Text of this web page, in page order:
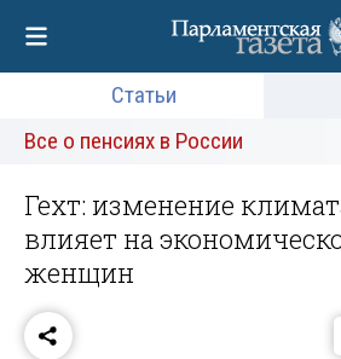
Статьи
Все о пенсиях в России
Гехт: изменение
влияет на
женщин